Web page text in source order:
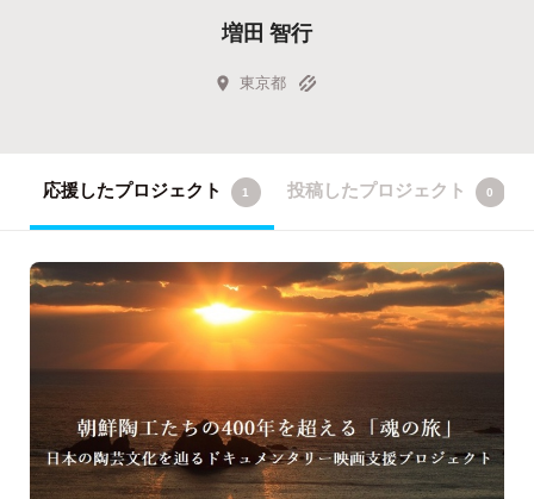
増田 智行
東京都
応援したプロジェクト 1 投稿したプロジェクト 0